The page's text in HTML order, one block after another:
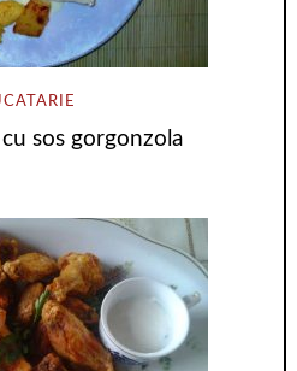
sos gorgonzola